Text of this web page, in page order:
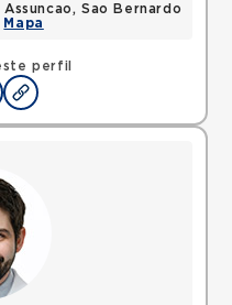
perfil
Sao Bernardo
Mapa